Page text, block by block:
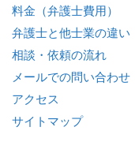
料金（弁護士費用）
弁護士と他士業の違い
相談・依頼の流れ
メールでの問い合わせ
アクセス
サイトマップ